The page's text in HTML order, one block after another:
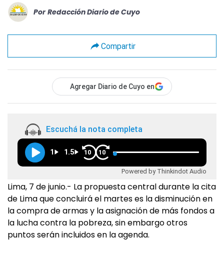
Por Redacción Diario de Cuyo
Compartir
Agregar Diario de Cuyo en
Escuchá la nota completa
1 1.5 10 10
Powered by Thinkindot Audio
Lima, 7 de junio.- La propuesta central durante la cita
de Lima que concluirá el martes es la disminución en
la compra de armas y la asignación de más fondos a
la lucha contra la pobreza, sin embargo otros
puntos serán incluidos en la agenda.